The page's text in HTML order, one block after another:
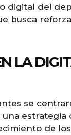
digital del
busca
LA
se
estrategia
de